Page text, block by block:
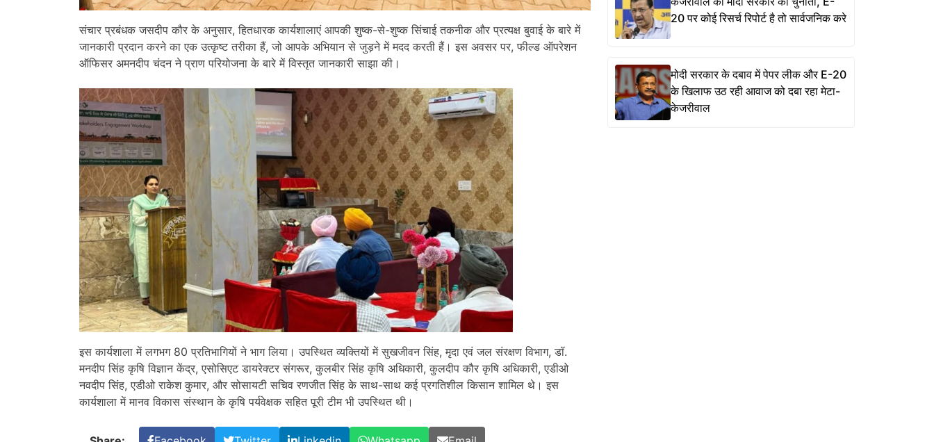
संचार प्रबंधक जसदीप कौर के अनुसार, हितधारक कार्यशालाएं आपकी शुष्क-से-शुष्क सिंचाई तकनीक और प्रत्यक्ष बुवाई के बारे में
जानकारी प्रदान करने का एक उत्कृष्ट तरीका हैं, जो आपके अभियान से जुड़ने में मदद करती हैं। इस अवसर पर, फील्ड ऑपरेशन
ऑफिसर अमनदीप चंदन ने प्राण परियोजना के बारे में विस्तृत जानकारी साझा की।
इस कार्यशाला में लगभग 80 प्रतिभागियों ने भाग लिया। उपस्थित व्यक्तियों में सुखजीवन सिंह, मृदा एवं जल संरक्षण विभाग, डॉ.
मनदीप सिंह कृषि विज्ञान केंद्र, एसोसिएट डायरेक्टर संगरूर, कुलबीर सिंह कृषि अधिकारी, कुलदीप कौर कृषि अधिकारी, एडीओ
नवदीप सिंह, एडीओ राकेश कुमार, और सोसायटी सचिव रणजीत सिंह के साथ-साथ कई प्रगतिशील किसान शामिल थे। इस
कार्यशाला में मानव विकास संस्थान के कृषि पर्यवेक्षक सहित पूरी टीम भी उपस्थित थी।
20 पर कोई रिसर्च रिपोर्ट है तो सार्वजनिक करे
मोदी सरकार के दबाव में पेपर लीक और E-20
के खिलाफ उठ रही आवाज को दबा रहा मेटा-
केजरीवाल